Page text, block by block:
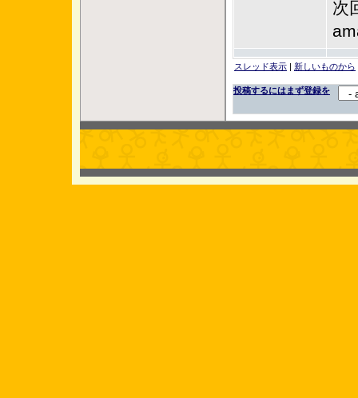
次
スレッド表示 | 新しいものから
投稿するにはまず登録を